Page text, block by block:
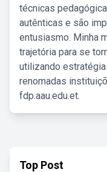
técnicas
autênticas e são
entusiasmo. Minha
trajetória para se
utilizando
renomadas
fdp.aau.edu.et.
Top Post